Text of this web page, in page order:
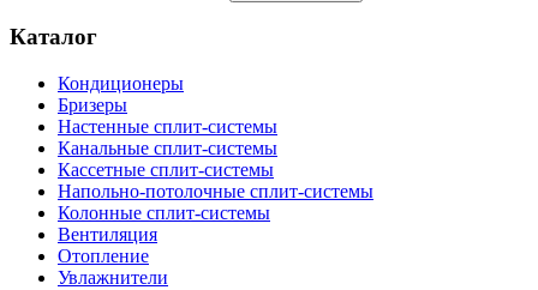
Каталог
Кондиционеры
Бризеры
Настенные сплит-системы
Канальные сплит-системы
Кассетные сплит-системы
Напольно-потолочные сплит-системы
Колонные сплит-системы
Вентиляция
Отопление
Увлажнители